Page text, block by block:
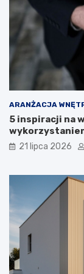
z
w
i
z
a
n
i
ARANŻACJA
5 inspiracji na
21 lipca 2026